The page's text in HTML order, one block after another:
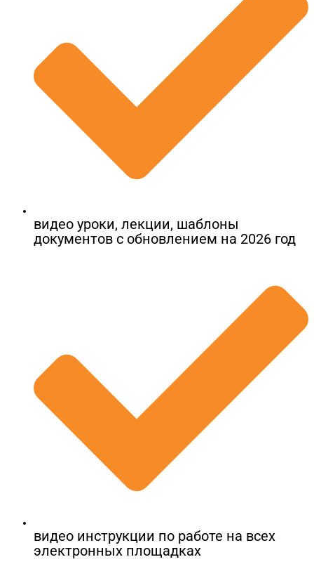
видео уроки, лекции, шаблоны
документов​ с обновлением на 2026 год
видео инструкции по работе на всех
электронных площадках